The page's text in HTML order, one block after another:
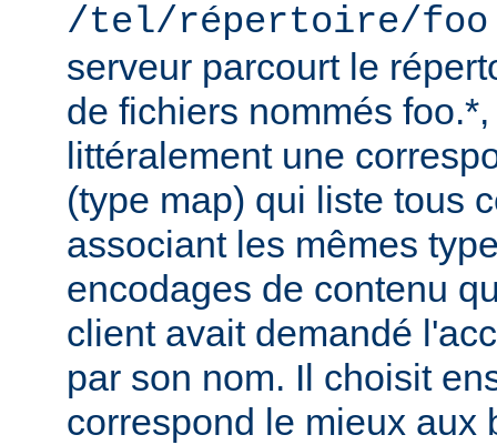
/tel/répertoire/foo
serveur parcourt le
de fichiers nommés
littéralement une
(type map) qui liste tous
associant les mêmes
encodages de contenu
client avait demandé
par son nom. Il choisit
correspond le mieux aux